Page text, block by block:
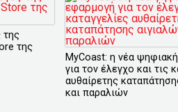
της
της
MyCoast: η νέα
για τον έλεγχο και τις
αυθαίρετης
και παραλιών